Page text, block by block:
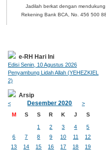
Jadilah berkat dengan
Rekening Bank BCA, No. 456 500
e-RH Hari Ini
Edisi Senin, 10 Agustus 2026
Penyambung Lidah Allah (YEHEZKIEL
2)
Arsip
< Desember 2020
>
M
S S R K J S
1 2 3 4
5
6
7 8 9 10 11
12
13
14 15 16 17 18
19